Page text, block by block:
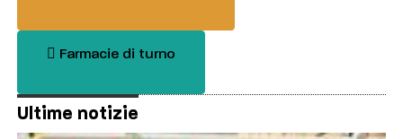
Farmacie di turno
Ultime notizie